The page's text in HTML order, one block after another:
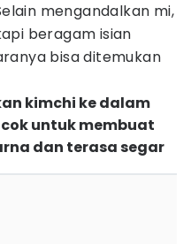
mengandalkan mi,
beragam isian
bisa ditemukan
kimchi ke dalam
untuk membuat
dan terasa segar